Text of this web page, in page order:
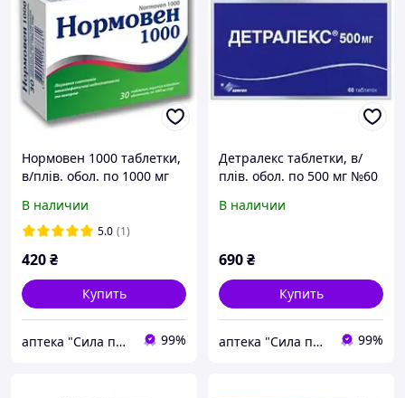
Нормовен 1000 таблетки,
в/плів. обол. по 1000 мг
В наличии
5.0 (1)
420₴
Купить
аптека "Сила природи " 99%
Детралекс таблетки, в/
плів. обол. по 500 мг №60
В наличии
690₴
Купить
аптека "Сила природи " 99%